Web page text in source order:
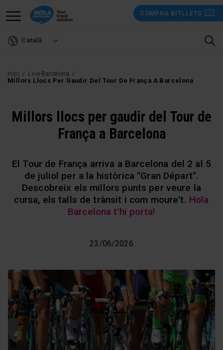
COMPRA BITLLETS
Català
Inici
Live Barcelona
Millors Llocs Per Gaudir Del Tour De França A Barcelona
Millors llocs per gaudir del Tour de
França a Barcelona
El Tour de França arriva a Barcelona del 2 al 5
de juliol per a la històrica "Gran Départ".
Descobreix els millors punts per veure la
cursa, els talls de trànsit i com moure't. Hola
Barcelona t'hi porta!
23/06/2026